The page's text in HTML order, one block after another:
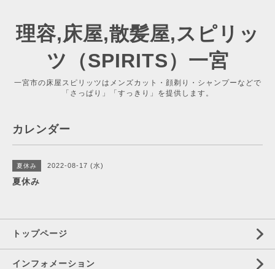
理容,床屋,散髪屋,スピリッ
ツ（SPIRITS）一宮
一宮市の床屋スピリッツはメンズカット・顔剃り・シャンプーなどで
「さっぱり」「すっきり」を提供します。
カレンダー
夏休み 2022-08-17 (水)
夏休み
トップページ
インフォメーション